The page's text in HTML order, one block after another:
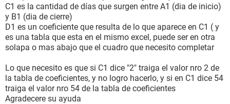
C1 es la cantidad de días que surgen entre A1 (dia de inicio)
y B1 (dia de cierre)
D1 es un coeficiente que resulta de lo que aparece en C1 ( y
es una tabla que esta en el mismo excel, puede ser en otra
solapa o mas abajo que el cuadro que necesito completar
Lo que necesito es que si C1 dice "2" traiga el valor nro 2 de
la tabla de coeficientes, y no logro hacerlo, y si en C1 dice 54
traiga el valor nro 54 de la tabla de coeficientes
Agradecere su ayuda